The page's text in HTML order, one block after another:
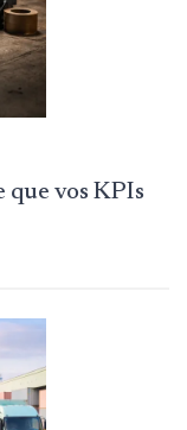
vos KPIs